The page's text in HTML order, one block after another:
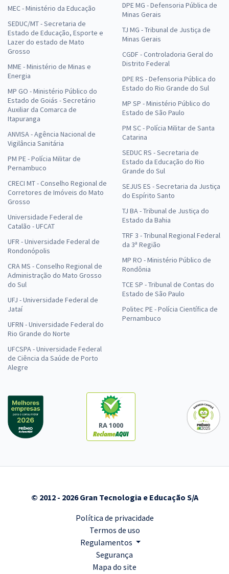
MEC - Ministério da Educação
SEDUC/MT - Secretaria de
Estado de Educação, Esporte e
Lazer do estado de Mato
Grosso
MME - Ministério de Minas e
Energia
MP GO - Ministério Público do
Estado de Goiás - Secretário
Auxiliar da Comarca de
Itapuranga
ANVISA - Agência Nacional de
Vigilância Sanitária
PM PE - Polícia Militar de
Pernambuco
CRECI MT - Conselho Regional de
Corretores de Imóveis do Mato
Grosso
Universidade Federal de
Catalão - UFCAT
UFR - Universidade Federal de
Rondonópolis
CRA MS - Conselho Regional de
Administração do Mato Grosso
do Sul
UFJ - Universidade Federal de
Jataí
UFRN - Universidade Federal do
Rio Grande do Norte
UFCSPA - Universidade Federal
de Ciência da Saúde de Porto
Alegre
DPE MG - Defensoria Pública de
Minas Gerais
TJ MG - Tribunal de Justiça de
Minas Gerais
CGDF - Controladoria Geral do
Distrito Federal
DPE RS - Defensoria Pública do
Estado do Rio Grande do Sul
MP SP - Ministério Público do
Estado de São Paulo
PM SC - Polícia Militar de Santa
Catarina
SEDUC RS - Secretaria de
Estado da Educação do Rio
Grande do Sul
SEJUS ES - Secretaria da Justiça
do Espírito Santo
TJ BA - Tribunal de Justiça do
Estado da Bahia
TRF 3 - Tribunal Regional Federal
da 3ª Região
MP RO - Ministério Público de
Rondônia
TCE SP - Tribunal de Contas do
Estado de São Paulo
Politec PE - Polícia Científica de
Pernambuco
RA 1000
© 2012 - 2026 Gran Tecnologia e Educação S/A
Política de privacidade
Termos de uso
Regulamentos
Segurança
Mapa do site